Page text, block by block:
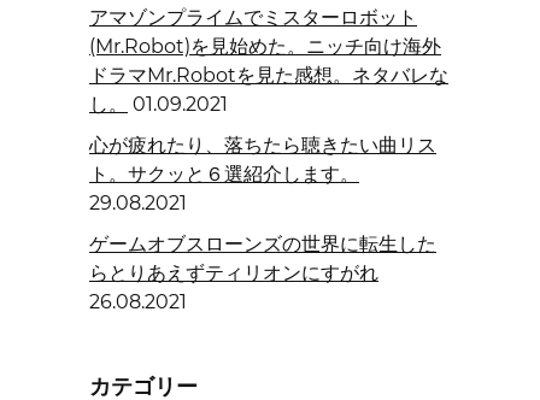
アマゾンプライムでミスターロボット
(Mr.Robot)を見始めた。ニッチ向け海外
ドラマMr.Robotを見た感想。ネタバレな
し。
01.09.2021
心が疲れたり、落ちたら聴きたい曲リス
ト。サクッと６選紹介します。
29.08.2021
ゲームオブスローンズの世界に転生した
らとりあえずティリオンにすがれ
26.08.2021
カテゴリー